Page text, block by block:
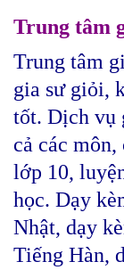
Trung tâm
Trung tâm
gia sư giỏi,
tốt. Dịch vụ
cả các
lớp 10,
học. Dạy
Nhật, dạy
Tiếng Hàn,